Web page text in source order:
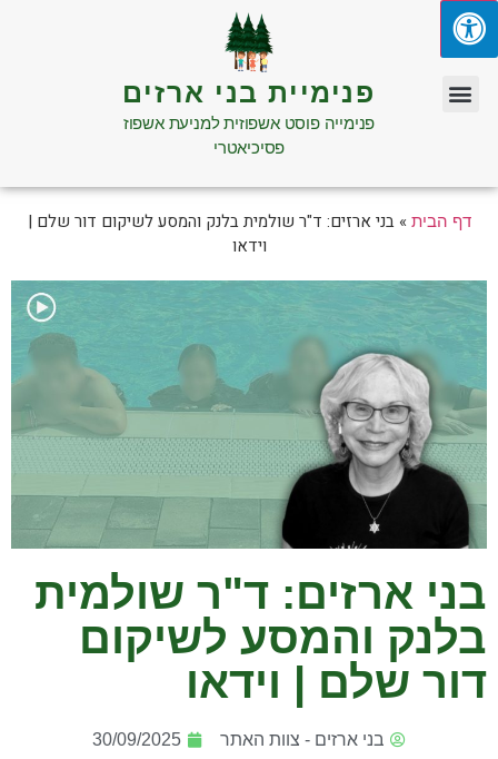
פנימיית בני ארזים
פנימייה פוסט אשפוזית למניעת אשפוז
פסיכיאטרי
דף הבית »בני ארזים: ד"ר שולמית בלנק והמסע לשיקום דור שלם |
וידאו
בני ארזים: ד"ר שולמית
בלנק והמסע לשיקום
דור שלם | וידאו
בני ארזים - צוות האתר 30/09/2025